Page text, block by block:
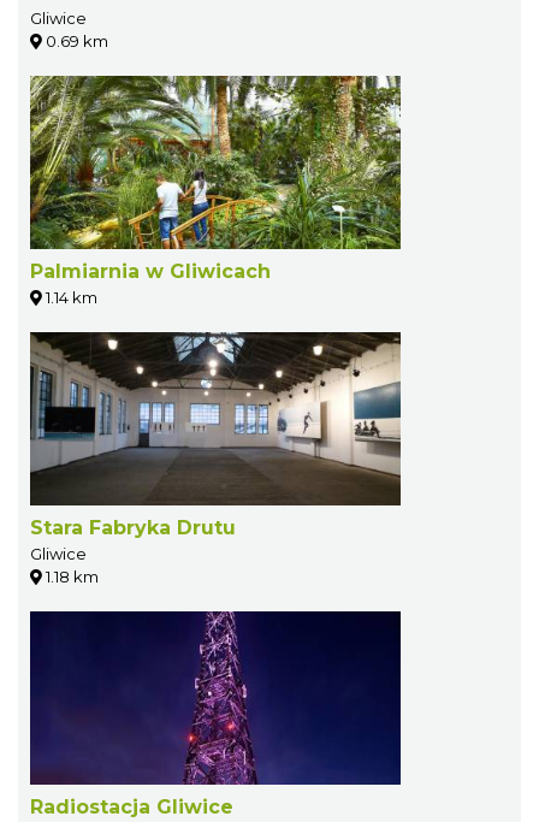
Gliwice
0.69 km
Palmiarnia w Gliwicach
1.14 km
Stara Fabryka Drutu
Gliwice
1.18 km
Radiostacja Gliwice